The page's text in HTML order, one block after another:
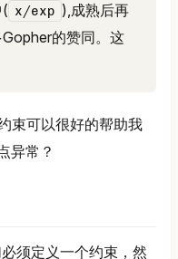
x/exp ),成熟后再
的赞同。这
束可以很好的帮助我
异常？
须定义一个约束，然